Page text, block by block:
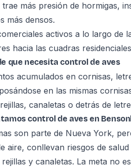
más presión de hormigas,
más densos.
activos a lo largo de
hacia las cuadras
que necesita control de aves
acumulados en cornisas,
en las mismas
canaletas o detrás de
control de aves en
son parte de Nueva York,
aire, conllevan riesgos de
y canaletas. La meta no